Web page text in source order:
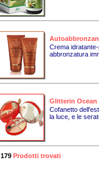
Crema
abbronzatura
Glitterin Ocean
Cofanetto
la luce, e le
179 Prodotti trovati